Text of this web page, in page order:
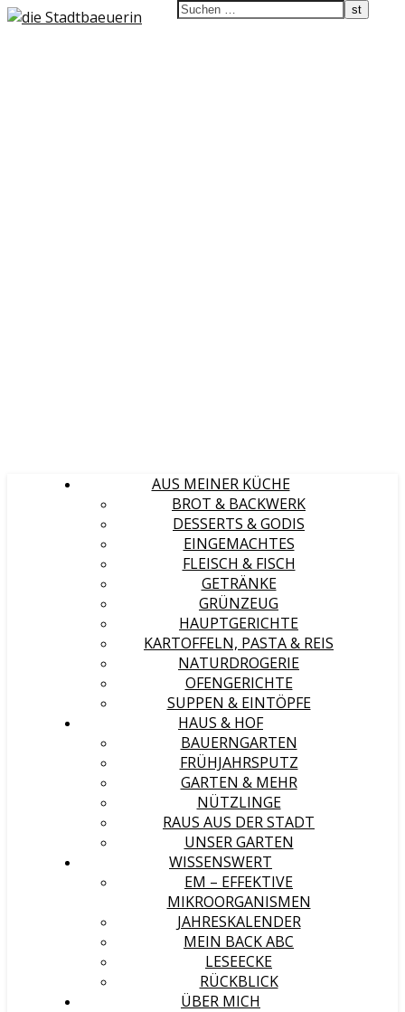
AUS MEINER KÜCHE
BROT & BACKWERK
DESSERTS & GODIS
EINGEMACHTES
FLEISCH & FISCH
GETRÄNKE
GRÜNZEUG
HAUPTGERICHTE
KARTOFFELN, PASTA & REIS
NATURDROGERIE
OFENGERICHTE
SUPPEN & EINTÖPFE
HAUS & HOF
BAUERNGARTEN
FRÜHJAHRSPUTZ
GARTEN & MEHR
NÜTZLINGE
RAUS AUS DER STADT
UNSER GARTEN
WISSENSWERT
EM – EFFEKTIVE
MIKROORGANISMEN
JAHRESKALENDER
MEIN BACK ABC
LESEECKE
RÜCKBLICK
ÜBER MICH